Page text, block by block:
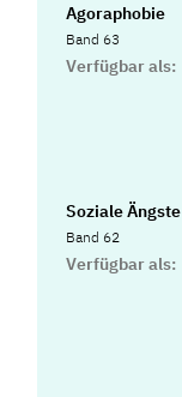
Agoraphobie
Band 63
Verfügbar als:
Soziale Ängste
Band 62
Verfügbar als: